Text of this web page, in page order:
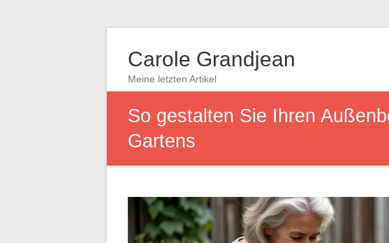
Carole Grandjean
Meine letzten Artikel
So gestalten Sie Ihren
Gartens